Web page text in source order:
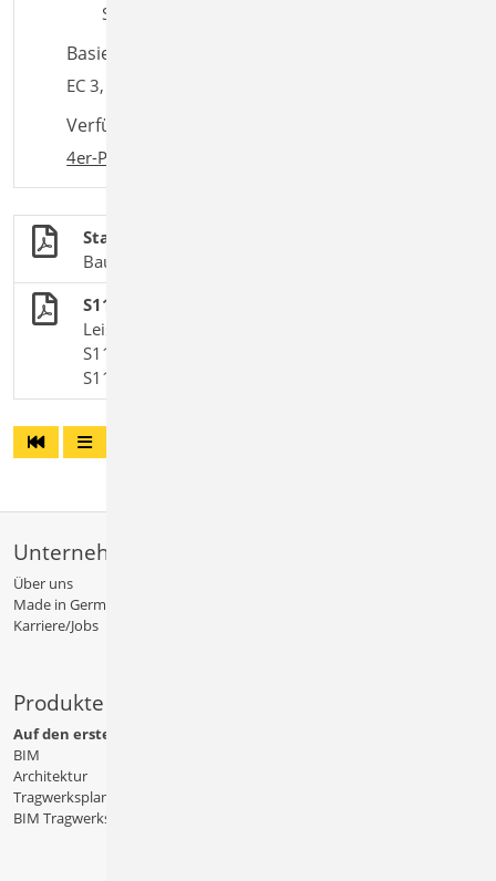
SE; Dach; Träger
Basiert auf den Normen:
EC 3, DIN EN 1993-1-1:2010-12
Verfügbar in den Paketen:
4er-Paket
Stahlbau
BauStatik-Module nach DIN EN 1993-1-1
S117 Stahl-Sparren
Leistungsbeschreibung des BauStatik-Moduls
S117 DIN 18800 (11/08) | Vorgänger-Modul zu
S111.de
Unternehmen
Über uns
Made in Germany
Karriere/Jobs
Produkte
Auf den ersten Blick
BIM
Architektur
Tragwerksplanung
BIM Tragwerksplanung